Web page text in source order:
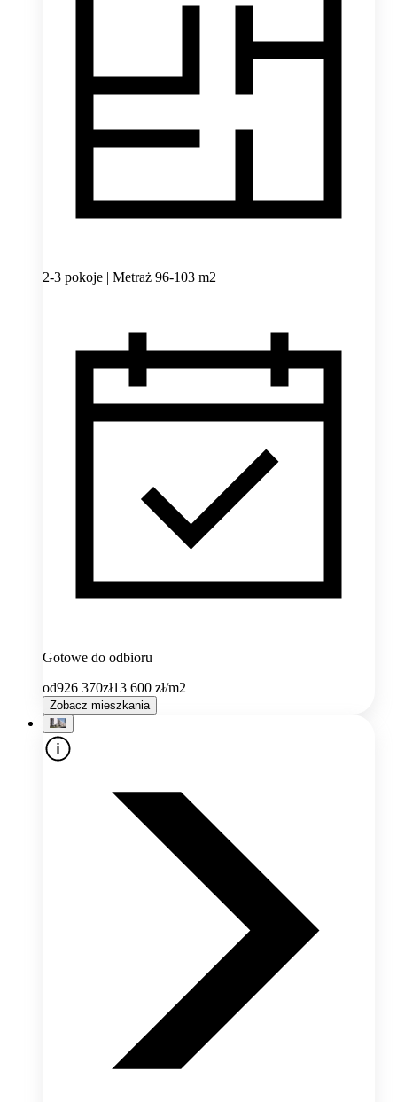
2-3 pokoje | Metraż 96-103 m2
Gotowe do odbioru
od926 370zł13 600 zł/m2
Zobacz mieszkania